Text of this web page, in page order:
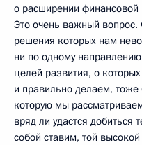
о расширении финансовой
Это очень важный
решения которых нам
ни по одному
целей развития, о
и правильно делаем,
которую мы
вряд ли удастся
собой ставим, той